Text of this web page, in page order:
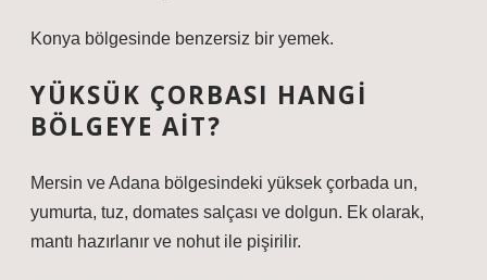
Konya bölgesinde benzersiz bir yemek.
YÜKSÜK ÇORBASI HANGI
BÖLGEYE AIT?
Mersin ve Adana bölgesindeki yüksek çorbada un,
yumurta, tuz, domates salçası ve dolgun. Ek olarak,
mantı hazırlanır ve nohut ile pişirilir.